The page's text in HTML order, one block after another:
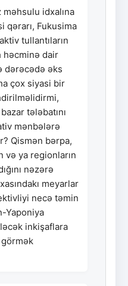
idxalına
qərarı, Fukusima
tullantıların
dair
dərəcədə əks
çox siyasi bir
tələbatını
mənbələrə
Qismən bərpa,
və ya regionların
nəzərə
meyarlar
necə təmin
Yaponiya
inkişaflara